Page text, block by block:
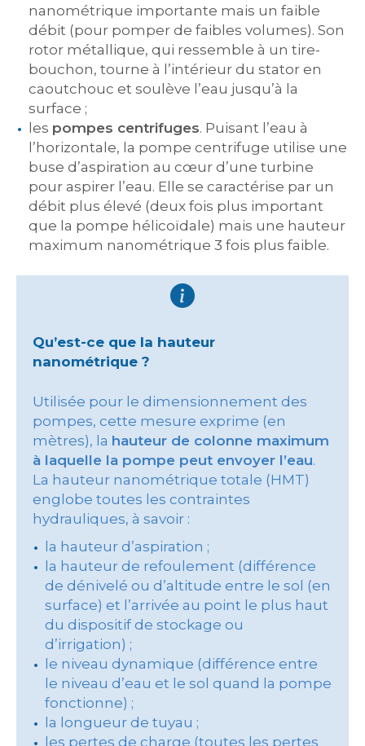
nanométrique importante mais un faible
débit (pour pomper de faibles volumes). Son
rotor métallique, qui ressemble à un tire-
bouchon, tourne à l’intérieur du stator en
caoutchouc et soulève l’eau jusqu’à la
surface ;
les pompes centrifuges. Puisant l’eau à
l’horizontale, la pompe centrifuge utilise une
buse d’aspiration au cœur d’une turbine
pour aspirer l’eau. Elle se caractérise par un
débit plus élevé (deux fois plus important
que la pompe hélicoïdale) mais une hauteur
maximum nanométrique 3 fois plus faible.
Qu’est-ce que la hauteur
nanométrique ?
Utilisée pour le dimensionnement des
pompes, cette mesure exprime (en
mètres), la hauteur de colonne maximum
à laquelle la pompe peut envoyer l’eau.
La hauteur nanométrique totale (HMT)
englobe toutes les contraintes
hydrauliques, à savoir :
la hauteur d’aspiration ;
la hauteur de refoulement (différence
de dénivelé ou d’altitude entre le sol (en
surface) et l’arrivée au point le plus haut
du dispositif de stockage ou
d’irrigation) ;
le niveau dynamique (différence entre
le niveau d’eau et le sol quand la pompe
fonctionne) ;
la longueur de tuyau ;
les pertes de charge (toutes les pertes